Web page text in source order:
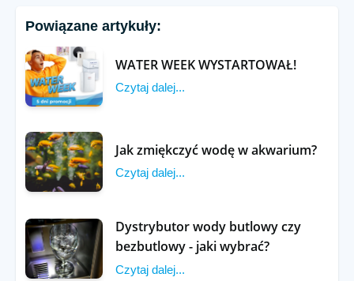
Powiązane artykuły:
WATER WEEK WYSTARTOWAŁ!
Czytaj dalej...
Jak zmiękczyć wodę w akwarium?
Czytaj dalej...
Dystrybutor wody butlowy czy
bezbutlowy - jaki wybrać?
Czytaj dalej...